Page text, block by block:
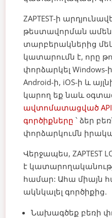
ZAPTEST-ի
թեստավորման
տարբերակներից
կատարումն է, որը
փորձարկել Windows-
Android-ի, iOS-ի և
կարող եք նաև
ավտոմատացված
գործիքները ՝ ձեր
փորձարկումն
Վերջապես, ZAPTEST
է
համար: Ահա միայն
ակնկալել գործիքից.
Նախագծեք բեռի